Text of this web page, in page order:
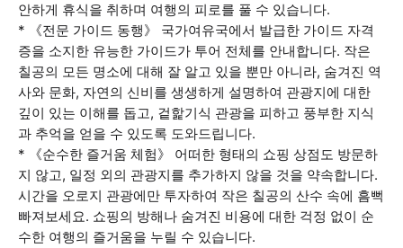
안하게 휴식을 취하며 여행의 피로를 풀 수 있습니다.
* 《전문 가이드 동행》 국가여유국에서 발급한 가이드 자격
증을 소지한 유능한 가이드가 투어 전체를 안내합니다. 작은
칠공의 모든 명소에 대해 잘 알고 있을 뿐만 아니라, 숨겨진 역
사와 문화, 자연의 신비를 생생하게 설명하여 관광지에 대한
깊이 있는 이해를 돕고, 겉핥기식 관광을 피하고 풍부한 지식
과 추억을 얻을 수 있도록 도와드립니다.
* 《순수한 즐거움 체험》 어떠한 형태의 쇼핑 상점도 방문하
지 않고, 일정 외의 관광지를 추가하지 않을 것을 약속합니다.
시간을 오로지 관광에만 투자하여 작은 칠공의 산수 속에 흠뻑
빠져보세요. 쇼핑의 방해나 숨겨진 비용에 대한 걱정 없이 순
수한 여행의 즐거움을 누릴 수 있습니다.